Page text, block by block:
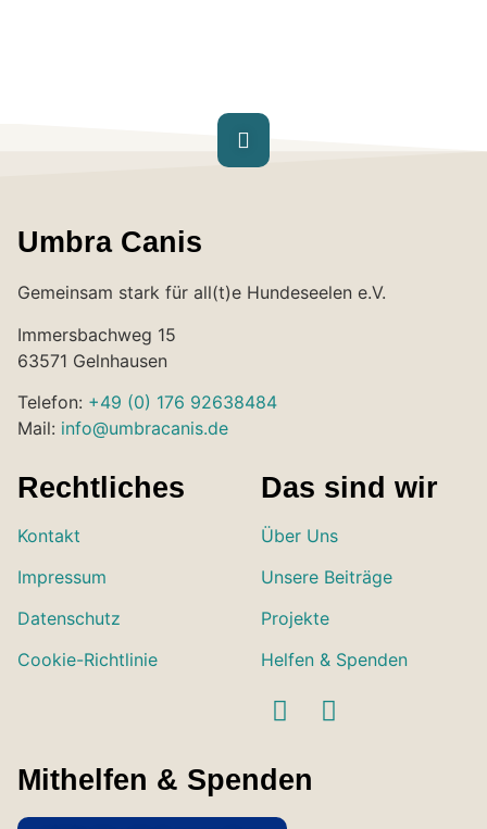
Umbra Canis
Gemeinsam stark für all(t)e Hundeseelen e.V.
Immersbachweg 15
63571 Gelnhausen
Telefon: +49 (0) 176 92638484
Mail: info@umbracanis.de
Rechtliches
Kontakt
Impressum
Datenschutz
Cookie-Richtlinie
Das sind wir
Über Uns
Unsere Beiträge
Projekte
Helfen & Spenden
Mithelfen & Spenden